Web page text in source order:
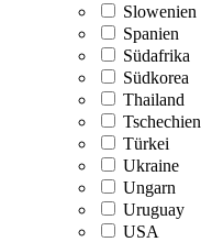
Slowenien
Spanien
Südafrika
Südkorea
Thailand
Tschechien
Türkei
Ukraine
Ungarn
Uruguay
USA